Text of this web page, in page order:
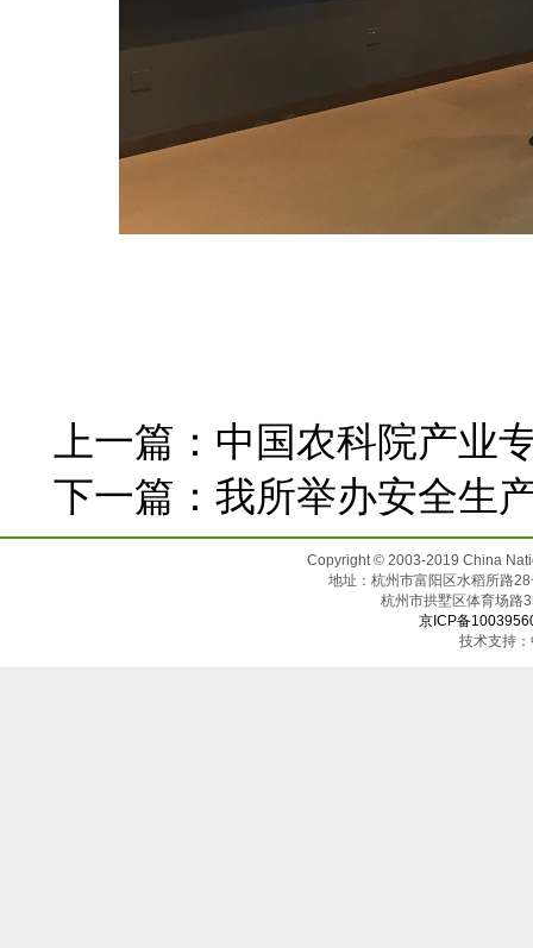
上一篇： 中国农科院产业
下一篇： 我所举办安全生
Copyright © 2003-2019 China
地址：杭州市富阳区水稻所路
杭州市拱墅区体
京ICP备
技术支持